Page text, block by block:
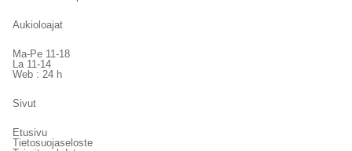
Aukioloajat
Ma-Pe 11-18
La 11-14
Web : 24 h
Sivut
Etusivu
Tietosuojaseloste